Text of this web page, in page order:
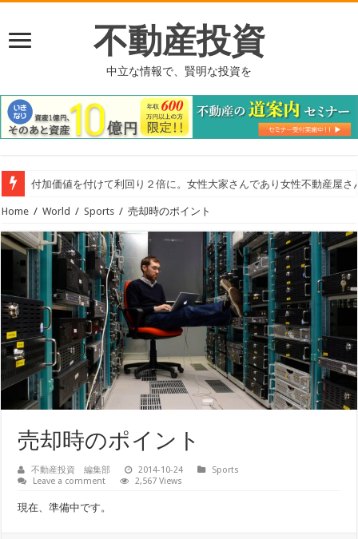
不動産投資
中立な情報で、賢明な投資を
付加価値を付けて利回り２倍に。女性大家さんであり女性不動産屋さ
Home / World / Sports / 売却時のポイント
売却時のポイント
不動産投資 編集部 2014-10-24
Sports
Leave a comment
2,567 Views
現在、準備中です。